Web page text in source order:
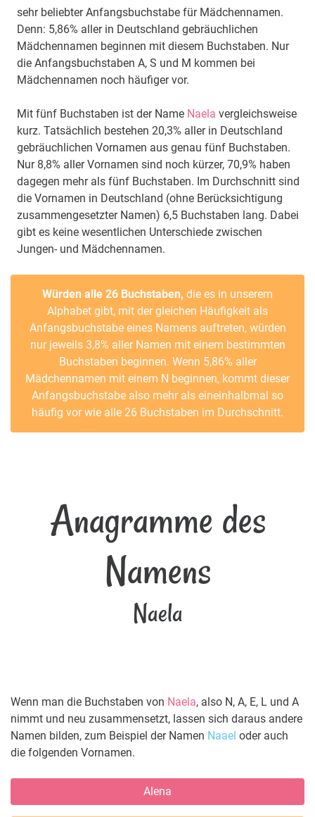
sehr beliebter Anfangsbuchstabe für Mädchennamen.
Denn: 5,86% aller in Deutschland gebräuchlichen
Mädchennamen beginnen mit diesem Buchstaben. Nur
die Anfangsbuchstaben A, S und M kommen bei
Mädchennamen noch häufiger vor.
Mit fünf Buchstaben ist der Name Naela vergleichsweise
kurz. Tatsächlich bestehen 20,3% aller in Deutschland
gebräuchlichen Vornamen aus genau fünf Buchstaben.
Nur 8,8% aller Vornamen sind noch kürzer, 70,9% haben
dagegen mehr als fünf Buchstaben. Im Durchschnitt sind
die Vornamen in Deutschland (ohne Berücksichtigung
zusammengesetzter Namen) 6,5 Buchstaben lang. Dabei
gibt es keine wesentlichen Unterschiede zwischen
Jungen- und Mädchennamen.
Würden alle 26 Buchstaben, die es in unserem
Alphabet gibt, mit der gleichen Häufigkeit als
Anfangsbuchstabe eines Namens auftreten, würden
nur jeweils 3,8% aller Namen mit einem bestimmten
Buchstaben beginnen. Wenn 5,86% aller
Mädchennamen mit einem N beginnen, kommt dieser
Anfangsbuchstabe also mehr als eineinhalbmal so
häufig vor wie alle 26 Buchstaben im Durchschnitt.
Anagramme des
Namens
Naela
Wenn man die Buchstaben von Naela, also N, A, E, L und A
nimmt und neu zusammensetzt, lassen sich daraus andere
Namen bilden, zum Beispiel der Namen Naael oder auch
die folgenden Vornamen.
Alena